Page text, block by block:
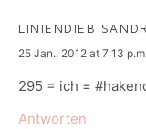
LINIENDIEB
says:
25 Jan., 2012 at 7:13
295 = ich =
Antworten